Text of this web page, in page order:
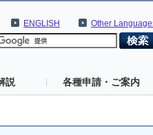
Other
ENGLISH
説 各種申請・ご案内